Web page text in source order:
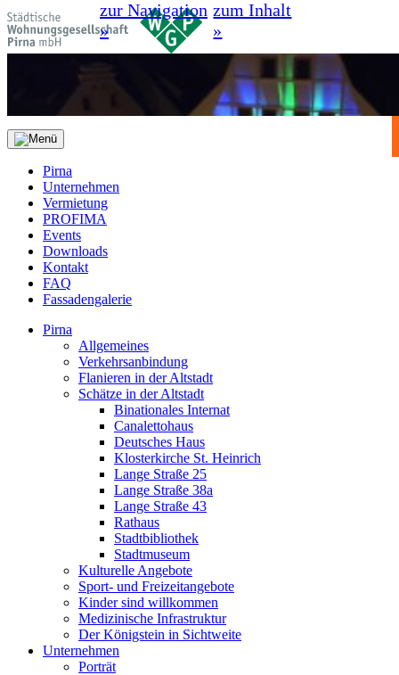
zur Navigation
»
zum Inhalt
»
Pirna
Unternehmen
Vermietung
PROFIMA
Events
Downloads
Kontakt
FAQ
Fassadengalerie
Pirna
Allgemeines
Verkehrsanbindung
Flanieren in der Altstadt
Schätze in der Altstadt
Binationales Internat
Canalettohaus
Deutsches Haus
Klosterkirche St. Heinrich
Lange Straße 25
Lange Straße 38a
Lange Straße 43
Rathaus
Stadtbibliothek
Stadtmuseum
Kulturelle Angebote
Sport- und Freizeitangebote
Kinder sind willkommen
Medizinische Infrastruktur
Der Königstein in Sichtweite
Unternehmen
Porträt